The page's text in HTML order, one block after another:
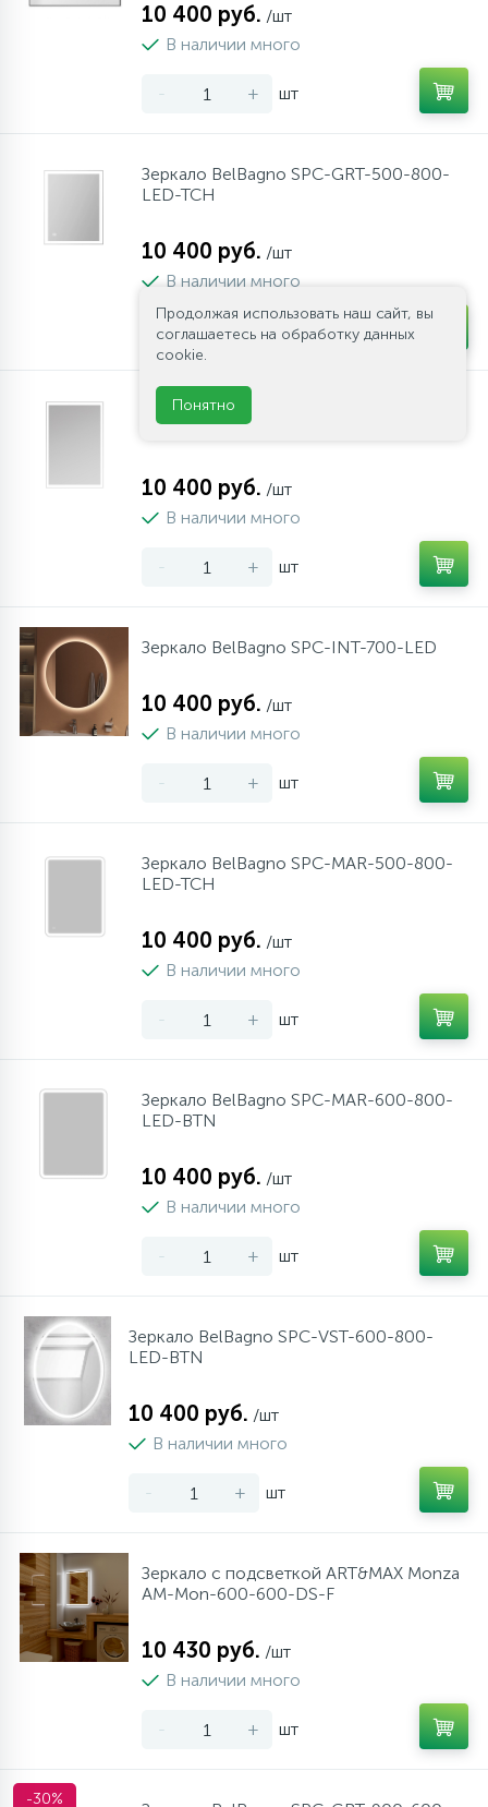
10 400 руб. /шт
В наличии много
- + шт
Зеркало BelBagno SPC-GRT-500-800-
LED-TCH
10 400 руб. /шт
В наличии много
- + шт
Зеркало BelBagno SPC-GRT-600-800-
LED-BTN
10 400 руб. /шт
В наличии много
- + шт
Зеркало BelBagno SPC-INT-700-LED
10 400 руб. /шт
В наличии много
- + шт
Зеркало BelBagno SPC-MAR-500-800-
LED-TCH
10 400 руб. /шт
В наличии много
- + шт
Зеркало BelBagno SPC-MAR-600-800-
LED-BTN
10 400 руб. /шт
В наличии много
- + шт
Зеркало BelBagno SPC-VST-600-800-
LED-BTN
10 400 руб. /шт
В наличии много
- + шт
Зеркало с подсветкой ART&MAX Monza
AM-Mon-600-600-DS-F
10 430 руб. /шт
В наличии много
- + шт
-30%
Продолжая использовать наш сайт, вы
соглашаетесь на обработку данных
cookie.
Понятно